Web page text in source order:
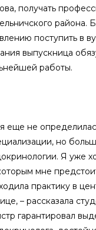
получать
района.
поступить в
выпускница
работы.
еще не
но
Я уже
мне
практику в
– рассказала
гарантировал